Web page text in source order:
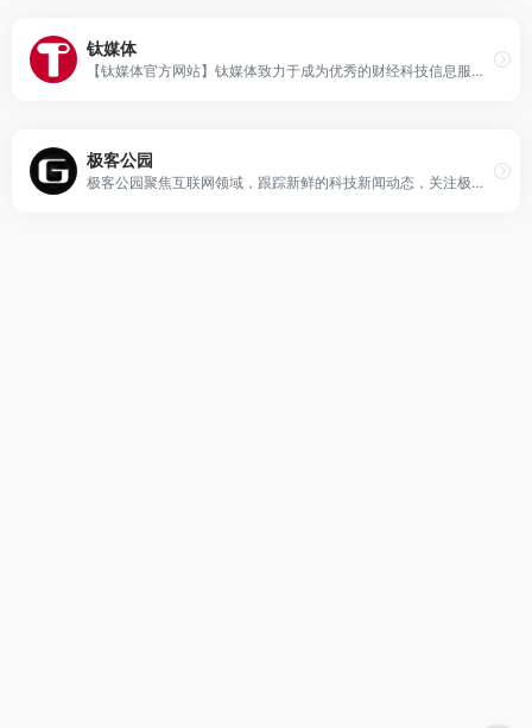
钛媒体
【钛媒体官方网站】钛媒体致力于成为优秀的财经科技信息服务平台，形成了“新媒体、全球技术专家网络、科技IP与创意产品服务、科技股数据服务”四大业务板块和“钛媒体国际”业务布局，现已成为具有影响力的财经信息服务商和新媒体标杆之一。
极客公园
极客公园聚焦互联网领域，跟踪新鲜的科技新闻动态，关注极具创新精神的科技产品。